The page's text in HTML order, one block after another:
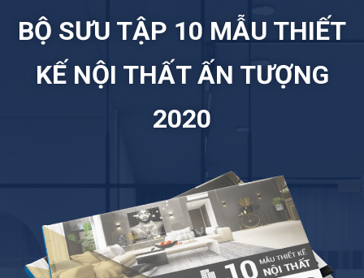
BỘ SƯU TẬP 10 MẪU THIẾT
KẾ NỘI THẤT ẤN TƯỢNG
2020